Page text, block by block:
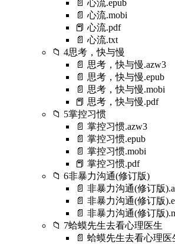
📄 心流.epub
📄 心流.mobi
📕 心流.pdf
📄 心流.txt
📁 4思考，快与慢
📄 思考，快与慢.azw3
📄 思考，快与慢.epub
📄 思考，快与慢.mobi
📕 思考，快与慢.pdf
📁 5掌控习惯
📄 掌控习惯.azw3
📄 掌控习惯.epub
📄 掌控习惯.mobi
📕 掌控习惯.pdf
📁 6非暴力沟通(修订版)
📄 非暴力沟通(修订版
📄 非暴力沟通(修订版
📄 非暴力沟通(修订版
📁 7蛤蟆先生去看心理医生
📄 蛤蟆先生去看心理医